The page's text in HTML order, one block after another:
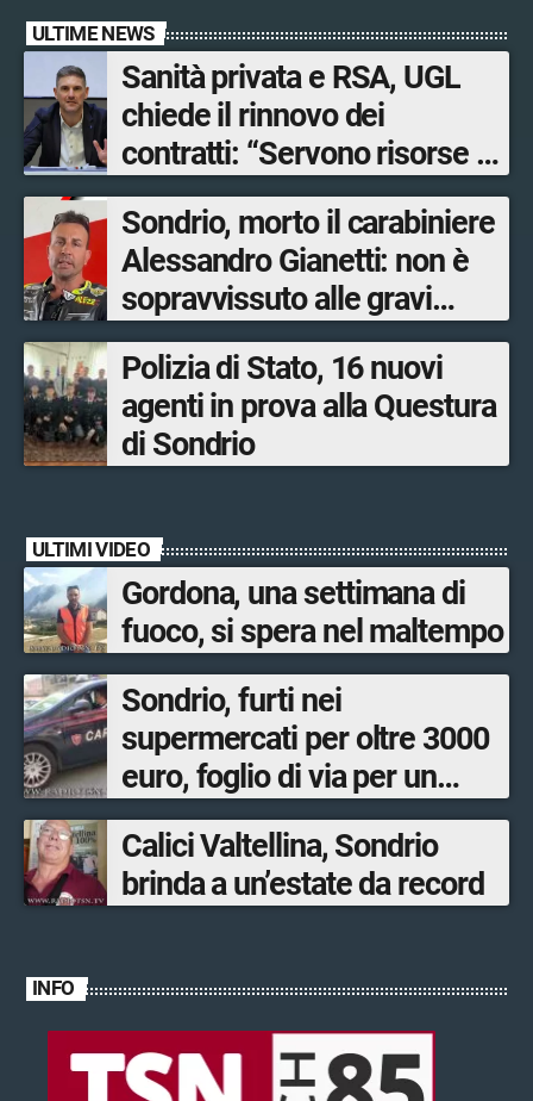
ULTIME NEWS
Sanità privata e RSA, UGL
chiede il rinnovo dei
contratti: “Servono risorse e
salari adeguati”
Sondrio, morto il carabiniere
Alessandro Gianetti: non è
sopravvissuto alle gravi
ustioni
Polizia di Stato, 16 nuovi
agenti in prova alla Questura
di Sondrio
ULTIMI VIDEO
Gordona, una settimana di
fuoco, si spera nel maltempo
Sondrio, furti nei
supermercati per oltre 3000
euro, foglio di via per un
ventinovenne
Calici Valtellina, Sondrio
brinda a un’estate da record
INFO